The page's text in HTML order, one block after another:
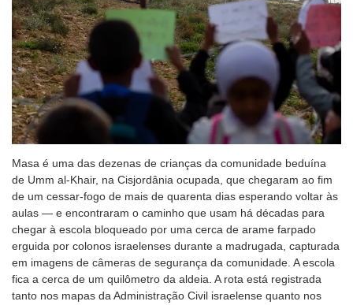
Masa é uma das dezenas de crianças da comunidade beduína
de Umm al-Khair, na Cisjordânia ocupada, que chegaram ao fim
de um cessar-fogo de mais de quarenta dias esperando voltar às
aulas — e encontraram o caminho que usam há décadas para
chegar à escola bloqueado por uma cerca de arame farpado
erguida por colonos israelenses durante a madrugada, capturada
em imagens de câmeras de segurança da comunidade. A escola
fica a cerca de um quilômetro da aldeia. A rota está registrada
tanto nos mapas da Administração Civil israelense quanto nos